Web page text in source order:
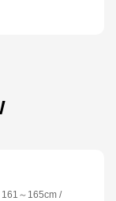
161～165cm